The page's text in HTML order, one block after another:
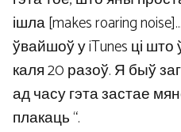
ішла [makes roaring
ўвайшоў у iTunes ці што
каля 20 разоў. Я быў
ад часу гэта застае
плакаць “.